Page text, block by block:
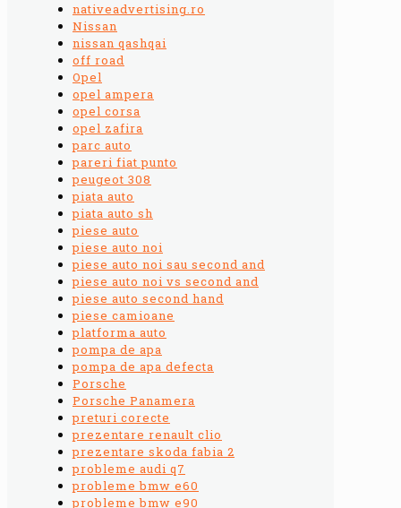
nativeadvertising.ro
Nissan
nissan qashqai
off road
Opel
opel ampera
opel corsa
opel zafira
parc auto
pareri fiat punto
peugeot 308
piata auto
piata auto sh
piese auto
piese auto noi
piese auto noi sau second and
piese auto noi vs second and
piese auto second hand
piese camioane
platforma auto
pompa de apa
pompa de apa defecta
Porsche
Porsche Panamera
preturi corecte
prezentare renault clio
prezentare skoda fabia 2
probleme audi q7
probleme bmw e60
probleme bmw e90